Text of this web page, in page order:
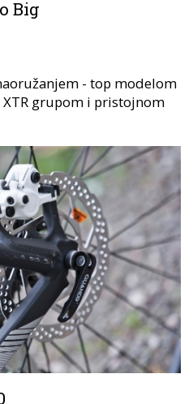
Big
- top modelom
grupom i pristojnom